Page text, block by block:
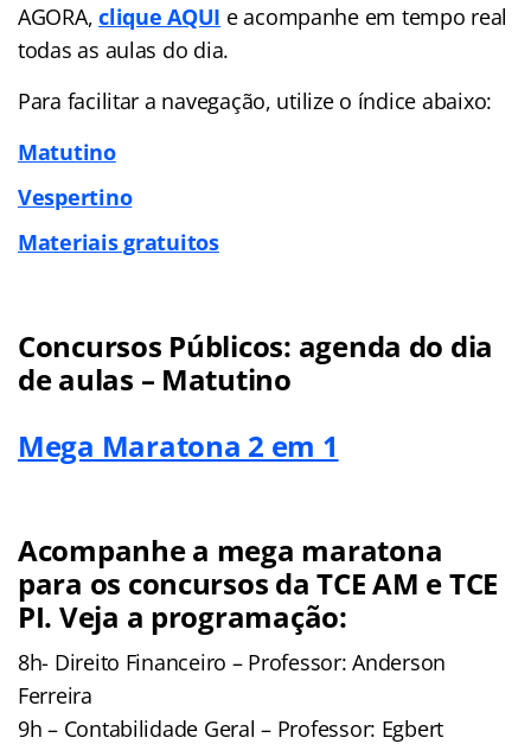
AGORA,clique AQUI e acompanhe em tempo real
todas as aulas do dia.
Para facilitar a navegação, utilize o índice abaixo:
Matutino
Vespertino
Materiais gratuitos
Concursos Públicos: agenda do dia
de aulas – Matutino
Mega Maratona 2 em 1
Acompanhe a mega maratona
para os concursos da TCE AM e TCE
PI. Veja a programação:
8h- Direito Financeiro – Professor: Anderson
Ferreira
9h – Contabilidade Geral – Professor: Egbert